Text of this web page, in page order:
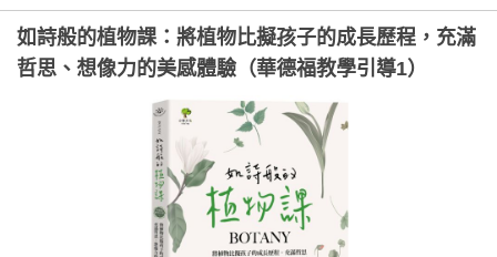
如詩般的植物課：將植物比擬孩子的成長歷程，充滿
哲思、想像力的美感體驗（華德福教學引導1）